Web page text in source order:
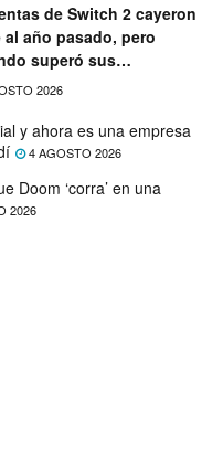
de Switch 2 cayeron
al año pasado, pero
superó sus
2026
y ahora es una empresa
4 AGOSTO 2026
Doom ‘corra’ en una
2026